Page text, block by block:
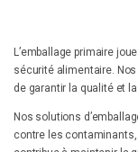
Vous avez un projet
besoins
L’emballage primaire
sécurité alimentaire.
de garantir la qualité et
Nos solutions
contre les contaminants,